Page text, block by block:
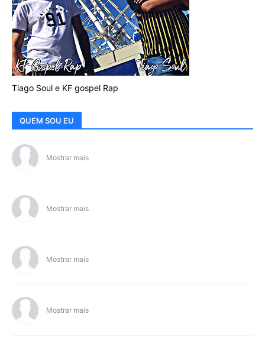
Tiago Soul e KF gospel Rap
QUEM SOU EU
Mostrar mais
Mostrar mais
Mostrar mais
Mostrar mais